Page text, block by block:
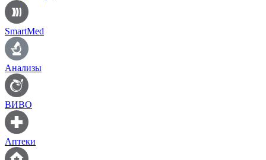
SmartMed
Анализы
ВИВО
Аптеки